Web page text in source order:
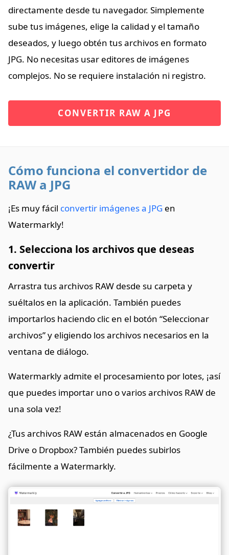
directamente desde tu navegador. Simplemente
sube tus imágenes, elige la calidad y el tamaño
deseados, y luego obtén tus archivos en formato
JPG. No necesitas usar editores de imágenes
complejos. No se requiere instalación ni registro.
CONVERTIR RAW A JPG
Cómo funciona el convertidor de
RAW a JPG
¡Es muy fácil convertir imágenes a JPG en
Watermarkly!
1. Selecciona los archivos que deseas
convertir
Arrastra tus archivos RAW desde su carpeta y
suéltalos en la aplicación. También puedes
importarlos haciendo clic en el botón “Seleccionar
archivos” y eligiendo los archivos necesarios en la
ventana de diálogo.
Watermarkly admite el procesamiento por lotes, ¡así
que puedes importar uno o varios archivos RAW de
una sola vez!
¿Tus archivos RAW están almacenados en Google
Drive o Dropbox? También puedes subirlos
fácilmente a Watermarkly.